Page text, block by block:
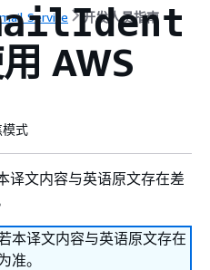
Service 开发人员指南
AWS
式
译文内容与英语原文存在差
本译文内容与英语原文存在
准。